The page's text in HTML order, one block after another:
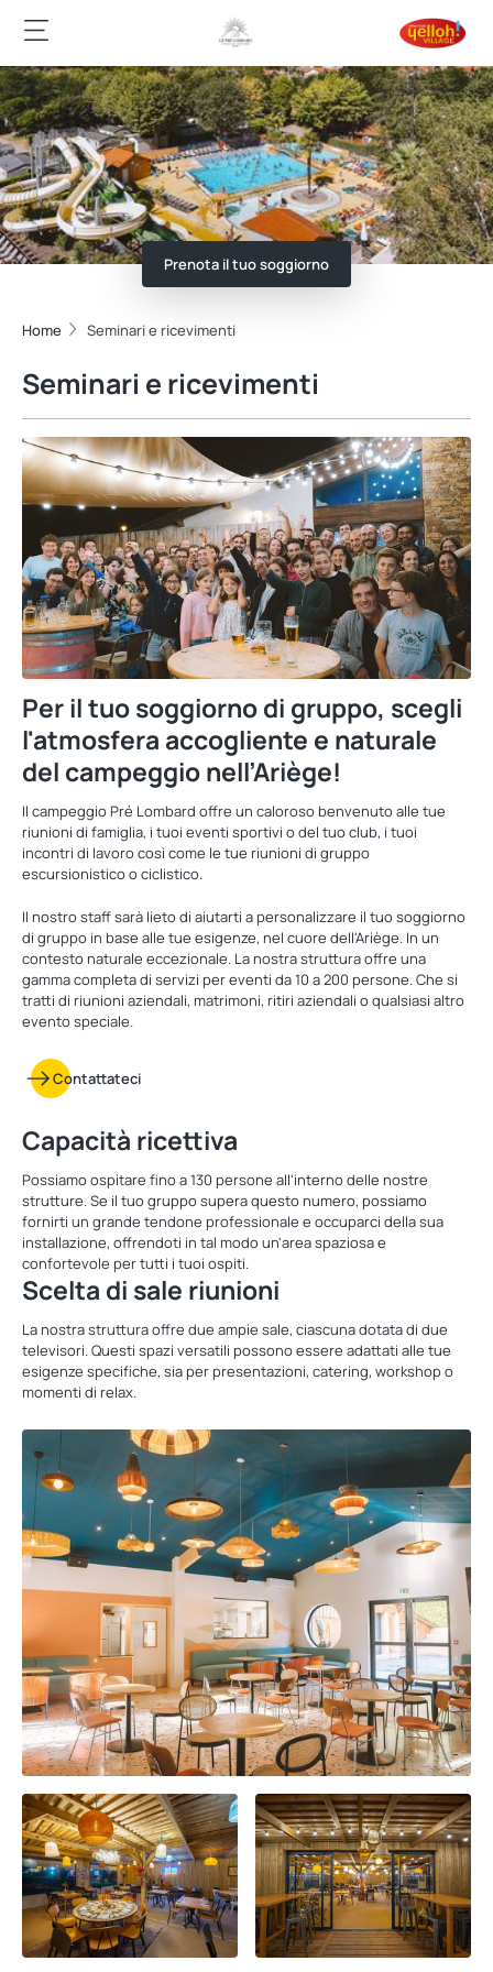
Prenota il tuo soggiorno
Home Seminari e ricevimenti
Seminari e ricevimenti
Per il tuo soggiorno di gruppo, scegli
l'atmosfera accogliente e naturale
del campeggio nell’Ariège!
Il campeggio Pré Lombard offre un caloroso benvenuto alle tue
riunioni di famiglia, i tuoi eventi sportivi o del tuo club, i tuoi
incontri di lavoro così come le tue riunioni di gruppo
escursionistico o ciclistico.
Il nostro staff sarà lieto di aiutarti a personalizzare il tuo soggiorno
di gruppo in base alle tue esigenze, nel cuore dell'Ariège. In un
contesto naturale eccezionale. La nostra struttura offre una
gamma completa di servizi per eventi da 10 a 200 persone. Che si
tratti di riunioni aziendali, matrimoni, ritiri aziendali o qualsiasi altro
evento speciale.
Contattateci
Capacità ricettiva
Possiamo ospitare fino a 130 persone all'interno delle nostre
strutture. Se il tuo gruppo supera questo numero, possiamo
fornirti un grande tendone professionale e occuparci della sua
installazione, offrendoti in tal modo un'area spaziosa e
confortevole per tutti i tuoi ospiti.
Scelta di sale riunioni
La nostra struttura offre due ampie sale, ciascuna dotata di due
televisori. Questi spazi versatili possono essere adattati alle tue
esigenze specifiche, sia per presentazioni, catering, workshop o
momenti di relax.